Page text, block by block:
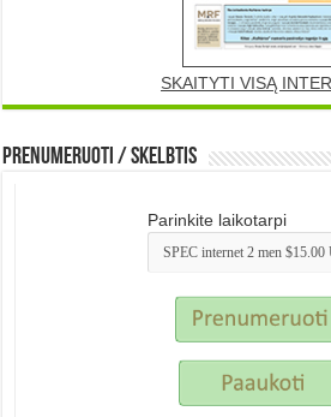
SKAITYTI VISĄ
Prenumeruoti / Skelbtis
Parinkite laikotarpi